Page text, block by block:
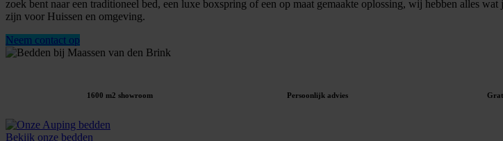
zoek bent naar een traditioneel bed, een luxe boxspring of een op maat gemaakte oplossing, wij hebben alles
zijn voor Huissen en omgeving.
Neem contact op
1600 m2 showroom Persoonlijk advies
Bekijk onze bedden